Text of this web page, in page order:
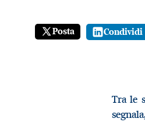
Posta Condividi
Tra le